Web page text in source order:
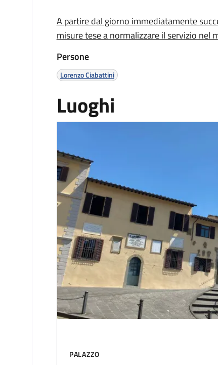
A partire dal giorno immediatamente
misure tese a normalizzare il servizio nel
Persone
Lorenzo Ciabattini
Luoghi
PALAZZO